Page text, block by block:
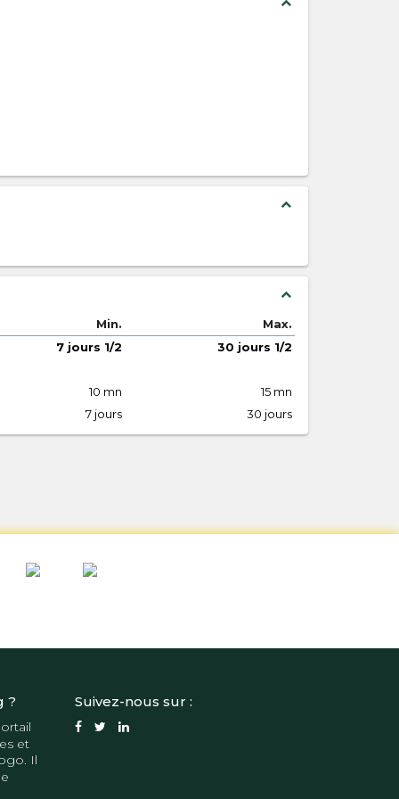
expand_less
expand_less
expand_less
Min.
Max.
7 jours 1/2
30 jours 1/2
10 mn
15 mn
7 jours 30 jours
?
et
Il
Suivez-nous sur :